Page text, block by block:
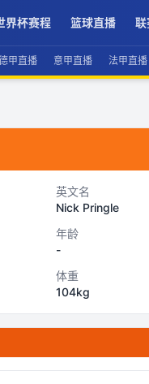
界杯赛程 篮球直播 联
甲直播 意甲直播 法甲直播
英文名
Nick Pringle
年龄
-
体重
104kg